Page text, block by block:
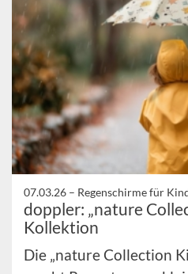
07.03.26 – Regenschirme für
doppler: „nature
Kollektion
Die „nature Collection